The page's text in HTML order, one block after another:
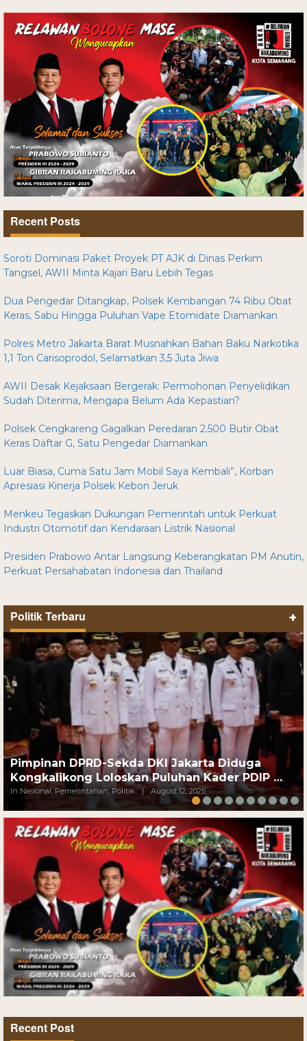
Recent Posts
Soroti Dominasi Paket Proyek PT AJK di Dinas Perkim
Tangsel, AWII Minta Kajari Baru Lebih Tegas
Dua Pengedar Ditangkap, Polsek Kembangan 74 Ribu Obat
Keras, Sabu Hingga Puluhan Vape Etomidate Diamankan
Polres Metro Jakarta Barat Musnahkan Bahan Baku Narkotika
1,1 Ton Carisoprodol, Selamatkan 3,5 Juta Jiwa
AWII Desak Kejaksaan Bergerak: Permohonan Penyelidikan
Sudah Diterima, Mengapa Belum Ada Kepastian?
Polsek Cengkareng Gagalkan Peredaran 2.500 Butir Obat
Keras Daftar G, Satu Pengedar Diamankan
Luar Biasa, Cuma Satu Jam Mobil Saya Kembali”, Korban
Apresiasi Kinerja Polsek Kebon Jeruk
Menkeu Tegaskan Dukungan Pemerintah untuk Perkuat
Industri Otomotif dan Kendaraan Listrik Nasional
Presiden Prabowo Antar Langsung Keberangkatan PM Anutin,
Perkuat Persahabatan Indonesia dan Thailand
Politik Terbaru +
Pimpinan DPRD-Sekda DKI Jakarta Diduga
Kongkalikong Loloskan Puluhan Kader PDIP …
In Nasional, Pemerintahan, Politik | August 12, 2025
Recent Post